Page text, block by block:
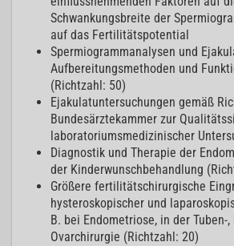
Schwankungsbreite der
auf das Fertilitätspotential
Spermiogrammanalysen und
Aufbereitungsmethoden und
(Richtzahl: 50)
Ejakulatuntersuchungen gemäß
Bundesärztekammer zur
laboratoriumsmedizinischer
Diagnostik und Therapie der
der Kinderwunschbehandlung
Größere fertilitätschirurgische
hysteroskopischer und
B. bei Endometriose, in der Tuben-,
Ovarchirurgie (Richtzahl: 20)